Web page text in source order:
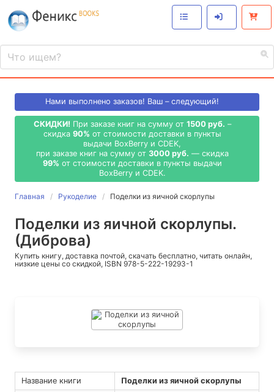
Нами выполнено заказов! Ваш – следующий!
СКИДКИ! При заказе книг на сумму от 1500 руб. –
скидка 90% от стоимости доставки в пункты
выдачи BoxBerry и CDEK,
при заказе книг на сумму от 3000 руб. — скидка
99% от стоимости доставки в пункты выдачи
BoxBerry и CDEK.
Главная Рукоделие Поделки из яичной скорлупы
Поделки из яичной скорлупы.
(Диброва)
Купить книгу, доставка почтой, скачать бесплатно, читать онлайн,
низкие цены со скидкой, ISBN 978-5-222-19293-1
Название книги
Поделки из яичной скорлупы